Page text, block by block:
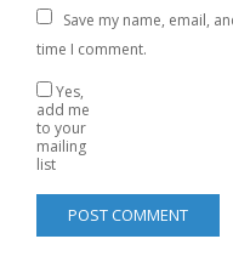
Save my name, email,
time I comment.
Yes,
add me
to your
mailing
list